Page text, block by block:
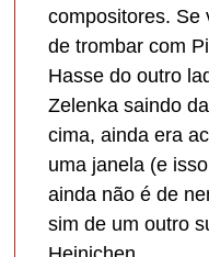
compositores. Se
de trombar com
Hasse do outro
Zelenka saindo
cima, ainda era
uma janela (e
ainda não é de
sim de um outro